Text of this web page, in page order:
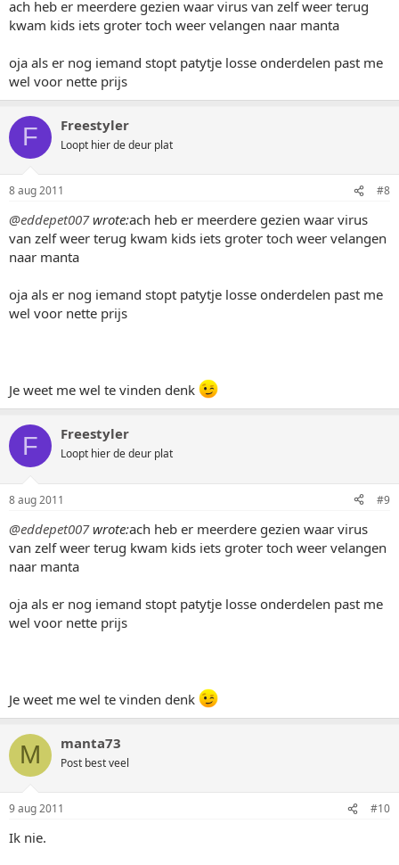
ach heb er meerdere gezien waar virus van zelf weer terug
kwam kids iets groter toch weer velangen naar manta
oja als er nog iemand stopt patytje losse onderdelen past me
wel voor nette prijs
F Freestyler
Loopt hier de deur plat
8 aug 2011 #8
@eddepet007wrote:ach heb er meerdere gezien waar virus
van zelf weer terug kwam kids iets groter toch weer velangen
naar manta
oja als er nog iemand stopt patytje losse onderdelen past me
wel voor nette prijs
Je weet me wel te vinden denk
F Freestyler
Loopt hier de deur plat
8 aug 2011 #9
@eddepet007wrote:ach heb er meerdere gezien waar virus
van zelf weer terug kwam kids iets groter toch weer velangen
naar manta
oja als er nog iemand stopt patytje losse onderdelen past me
wel voor nette prijs
Je weet me wel te vinden denk
M manta73
Post best veel
9 aug 2011 #10
Ik nie.